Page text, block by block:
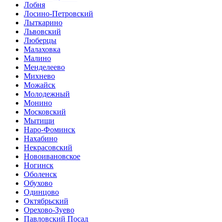
Лобня
Лосино-Петровский
Лыткарино
Львовский
Люберцы
Малаховка
Малино
Менделеево
Михнево
Можайск
Молодежный
Монино
Московский
Мытищи
Наро-Фоминск
Нахабино
Некрасовский
Новоивановское
Ногинск
Оболенск
Обухово
Одинцово
Октябрьский
Орехово-Зуево
Павловский Посад